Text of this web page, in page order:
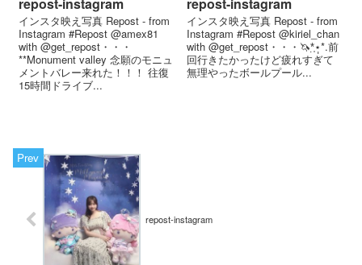
インスタ映え写真 Repost - from
Instagram #Repost @amex81
with @get_repost・・・
**Monument valley 念願のモニュ
メントバレー来れた！！！ 往復
15時間ドライブ...
インスタ映え写真 Repost - from
Instagram #Repost @kiriel_chan
with @get_repost・・・🦄*̣̩⋆̩*.前
回行きたかったけど疲れすぎて
無理やったボールプール...
repost-instagram